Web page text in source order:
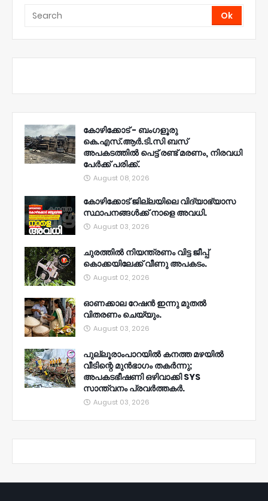
കോഴിക്കോട് - ബംഗളൂരു
കെ.എസ്.ആർ.ടി.സി ബസ്
അപകടത്തിൽ പെട്ട് രണ്ട് മരണം, നിരവധി
പേർക്ക് പരിക്ക്.
August 08, 2026
കോഴിക്കോട് ജില്ലയിലെ വിദ്യാഭ്യാസ
സ്ഥാപനങ്ങൾക്ക് നാളെ അവധി.
August 03, 2026
ചുരത്തിൽ നിയന്ത്രണം വിട്ട ജീപ്പ്
കൊക്കയിലേക്ക് വീണു അപകടം.
August 02, 2026
ഓണക്കാല റേഷൻ ഇന്നു മുതല്‍
വിതരണം ചെയ്യും.
August 03, 2026
പുല്ലൂരാംപാറയിൽ കനത്ത മഴയിൽ
വീടിന്റെ മുൻഭാഗം തകർന്നു;
അപകടഭീഷണി ഒഴിവാക്കി SYS
സാന്ത്വനം പ്രവർത്തകർ.
August 03, 2026